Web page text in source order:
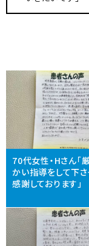
70代女性・Hさん「
かい指導をして下さ
感謝しております」